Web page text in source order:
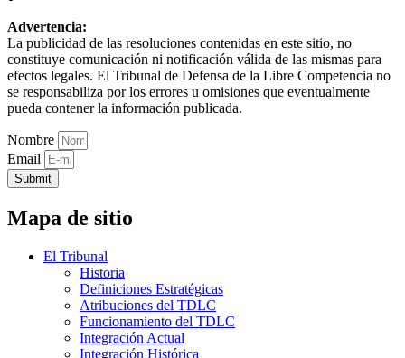
Advertencia:
La publicidad de las resoluciones contenidas en este sitio, no
constituye comunicación ni notificación válida de las mismas para
efectos legales. El Tribunal de Defensa de la Libre Competencia no
se responsabiliza por los errores u omisiones que eventualmente
pueda contener la información publicada.
Nombre
Email
Submit
Mapa de sitio
El Tribunal
Historia
Definiciones Estratégicas
Atribuciones del TDLC
Funcionamiento del TDLC
Integración Actual
Integración Histórica